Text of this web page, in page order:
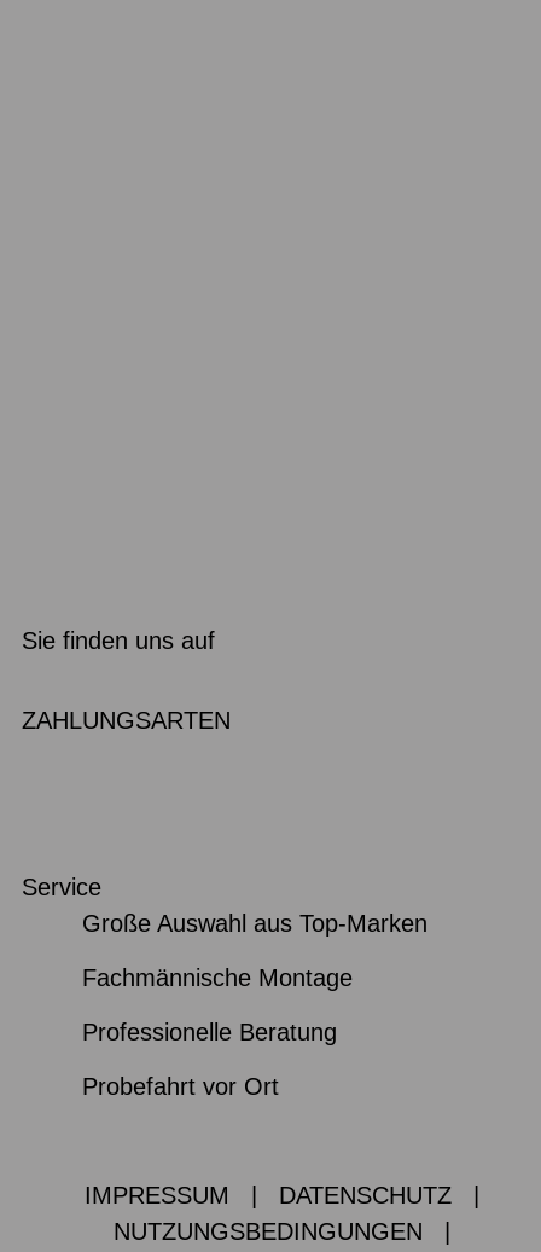
Sie finden uns auf
ZAHLUNGSARTEN
Service
Große Auswahl aus Top-Marken
Fachmännische Montage
Professionelle Beratung
Probefahrt vor Ort
IMPRESSUM DATENSCHUTZ
NUTZUNGSBEDINGUNGEN